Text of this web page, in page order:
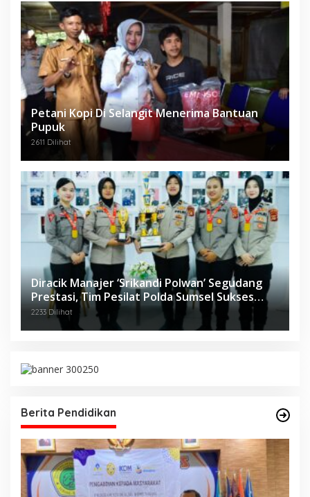
Petani Kopi Di Selangit Menerima Bantuan
Pupuk
2611 Dilihat
Diracik Manajer ‘Srikandi Polwan’ Segudang
Prestasi, Tim Pesilat Polda Sumsel Sukses
Diajang Kejurnas Menpora Cup II 2024
2233 Dilihat
Berita Pendidikan